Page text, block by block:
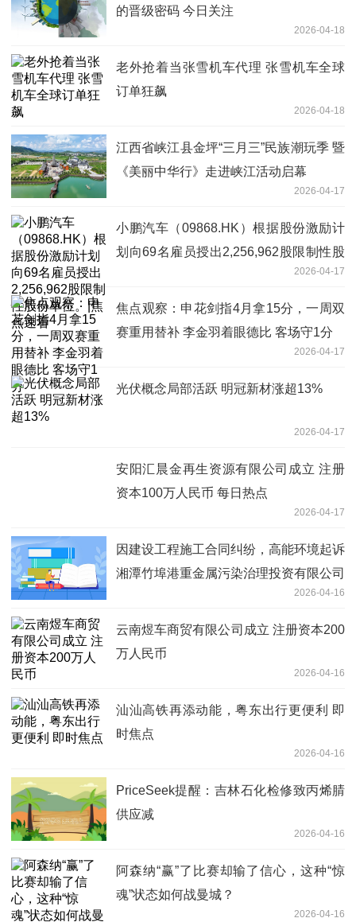
的晋级密码 今日关注
2026-04-18
老外抢着当张雪机车代理 张雪机车全球
订单狂飙
2026-04-18
江西省峡江县金坪“三月三”民族潮玩季 暨
《美丽中华行》走进峡江活动启幕
2026-04-17
小鹏汽车（09868.HK）根据股份激励计
划向69名雇员授出2,256,962股限制性股
2026-04-17
焦点观察：申花剑指4月拿15分，一周双
赛重用替补 李金羽着眼德比 客场守1分
2026-04-17
光伏概念局部活跃 明冠新材涨超13%
2026-04-17
安阳汇晨金再生资源有限公司成立 注册
资本100万人民币 每日热点
2026-04-17
因建设工程施工合同纠纷，高能环境起诉
湘潭竹埠港重金属污染治理投资有限公司
2026-04-16
云南煜车商贸有限公司成立 注册资本200
万人民币
2026-04-16
汕汕高铁再添动能，粤东出行更便利 即
时焦点
2026-04-16
PriceSeek提醒：吉林石化检修致丙烯腈
供应减
2026-04-16
阿森纳“赢”了比赛却输了信心，这种“惊
魂”状态如何战曼城？
2026-04-16